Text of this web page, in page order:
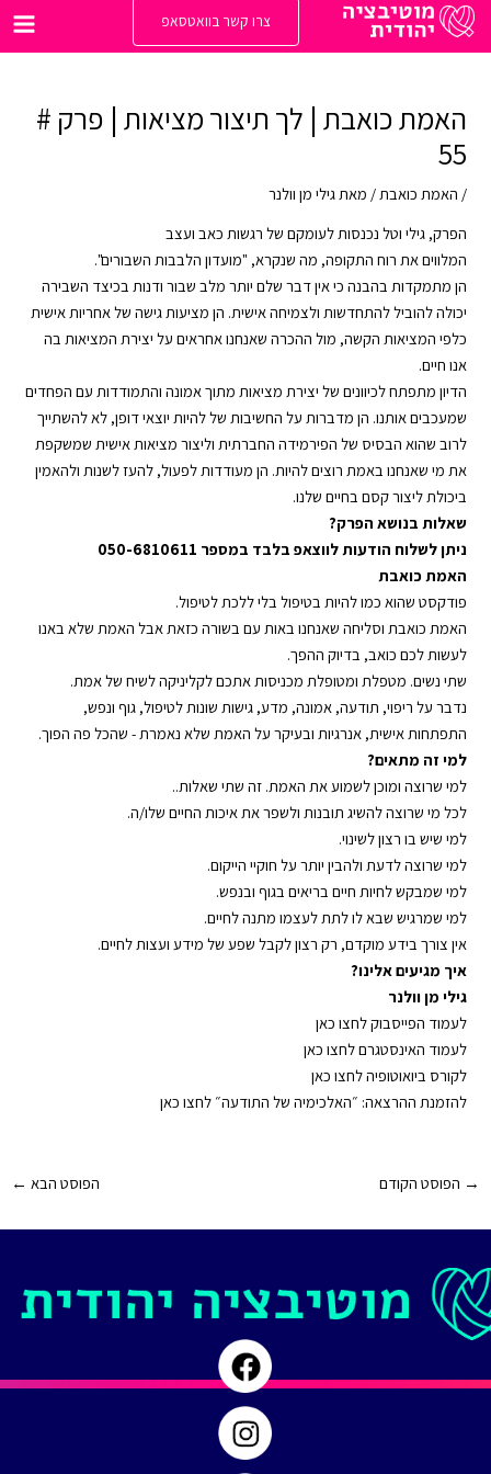
לתוכן
צרו קשר בוואטסאפ
האמת כואבת | לך תיצור מציאות | פרק #
55
/ האמת כואבת/ מאתגילי מן וולנר
הפרק, גילי וטל נכנסות לעומקם של רגשות כאב ועצב
המלווים את רוח התקופה, מה שנקרא, "מועדון הלבבות השבורים".
הן מתמקדות בהבנה כי אין דבר שלם יותר מלב שבור ודנות בכיצד השבירה
יכולה להוביל להתחדשות ולצמיחה אישית. הן מציעות גישה של אחריות אישית
כלפי המציאות הקשה, מול ההכרה שאנחנו אחראים על יצירת המציאות בה
אנו חיים.
הדיון מתפתח לכיוונים של יצירת מציאות מתוך אמונה והתמודדות עם הפחדים
שמעכבים אותנו. הן מדברות על החשיבות של להיות יוצאי דופן, לא להשתייך
לרוב שהוא הבסיס של הפירמידה החברתית וליצור מציאות אישית שמשקפת
את מי שאנחנו באמת רוצים להיות. הן מעודדות לפעול, להעז לשנות ולהאמין
ביכולת ליצור קסם בחיים שלנו.
שאלות בנושא הפרק?
ניתן לשלוח הודעות לווצאפ בלבד במספר 050-6810611
האמת כואבת
פודקסט שהוא כמו להיות בטיפול בלי ללכת לטיפול.
האמת כואבת וסליחה שאנחנו באות עם בשורה כזאת אבל האמת שלא באנו
לעשות לכם כואב, בדיוק ההפך.
שתי נשים. מטפלת ומטופלת מכניסות אתכם לקליניקה לשיח של אמת.
נדבר על ריפוי, תודעה, אמונה, מדע, גישות שונות לטיפול, גוף ונפש,
התפתחות אישית, אנרגיות ובעיקר על האמת שלא נאמרת - שהכל פה הפוך.
למי זה מתאים?
למי שרוצה ומוכן לשמוע את האמת. זה שתי שאלות..
לכל מי שרוצה להשיג תובנות ולשפר את איכות החיים שלו/ה.
למי שיש בו רצון לשינוי.
למי שרוצה לדעת ולהבין יותר על חוקיי הייקום.
למי שמבקש לחיות חיים בריאים בגוף ובנפש.
למי שמרגיש שבא לו לתת לעצמו מתנה לחיים.
אין צורך בידע מוקדם, רק רצון לקבל שפע של מידע ועצות לחיים.
איך מגיעים אלינו?
גילי מן וולנר
⁠⁠⁠⁠⁠⁠⁠⁠⁠⁠⁠⁠⁠⁠⁠⁠לעמוד הפייסבוק לחצו כאן⁠⁠⁠⁠⁠⁠⁠⁠⁠⁠⁠⁠⁠⁠⁠⁠
⁠⁠⁠⁠⁠⁠⁠⁠⁠⁠⁠⁠⁠⁠⁠⁠לעמוד האינסטגרם לחצו כאן⁠⁠⁠⁠⁠⁠⁠⁠⁠⁠⁠⁠⁠⁠⁠⁠
⁠⁠⁠⁠⁠⁠⁠⁠⁠⁠⁠⁠⁠⁠⁠⁠לקורס ביואוטופיה לחצו כאן⁠⁠⁠⁠⁠⁠⁠⁠⁠⁠⁠⁠⁠⁠⁠⁠
⁠⁠⁠⁠⁠⁠⁠⁠⁠⁠⁠⁠⁠⁠⁠⁠להזמנת ההרצאה: ״האלכימיה של התודעה״ לחצו כאן⁠⁠⁠⁠⁠⁠⁠⁠⁠⁠⁠⁠⁠⁠⁠⁠
Post→ הפוסט הקודם הפוסט הבא ←